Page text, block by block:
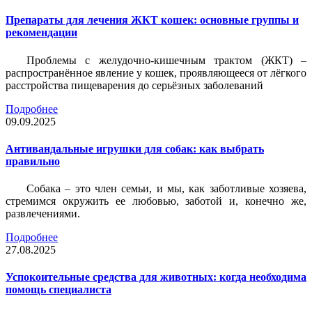
Препараты для лечения ЖКТ кошек: основные группы и
рекомендации
Проблемы с желудочно-кишечным трактом (ЖКТ) –
распространённое явление у кошек, проявляющееся от лёгкого
расстройства пищеварения до серьёзных заболеваний
Подробнее
09.09.2025
Антивандальные игрушки для собак: как выбрать
правильно
Собака – это член семьи, и мы, как заботливые хозяева,
стремимся окружить ее любовью, заботой и, конечно же,
развлечениями.
Подробнее
27.08.2025
Успокоительные средства для животных: когда необходима
помощь специалиста